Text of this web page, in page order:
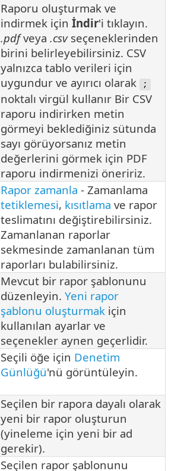
Raporu oluşturmak ve
indirmek için İndir'i tıklayın.
.pdfveya .csvseçeneklerinden
birini belirleyebilirsiniz. CSV
yalnızca tablo verileri için
uygundur ve ayırıcı olarak
;
noktalı virgül kullanır Bir CSV
raporu indirirken metin
görmeyi beklediğiniz sütunda
sayı görüyorsanız metin
değerlerini görmek için PDF
raporu indirmenizi öneririz.
Rapor zamanla - Zamanlama
tetiklemesi, kısıtlama ve rapor
teslimatını değiştirebilirsiniz.
Zamanlanan raporlar
sekmesinde zamanlanan tüm
raporları bulabilirsiniz.
Mevcut bir rapor şablonunu
düzenleyin. Yeni rapor
şablonu oluşturmak için
kullanılan ayarlar ve
seçenekler aynen geçerlidir.
Seçili öğe için Denetim
Günlüğü'nü görüntüleyin.
Seçilen bir rapora dayalı olarak
yeni bir rapor oluşturun
(yineleme için yeni bir ad
gerekir).
Seçilen rapor şablonunu